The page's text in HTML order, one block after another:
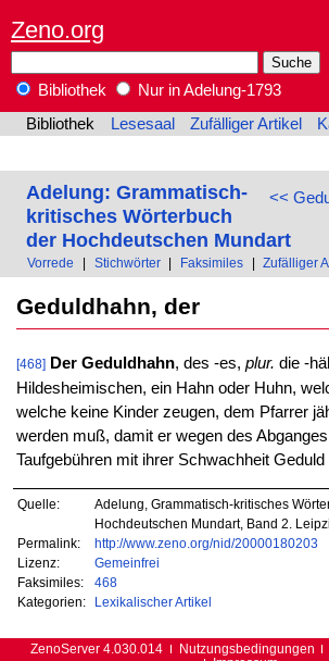
Zeno.org
Bibliothek
Nur in Adelung-1793
Bibliothek
Lesesaal Zufälliger Artikel
<<
Adelung: Grammatisch-
kritisches Wörterbuch
der Hochdeutschen Mundart
Vorrede Stichwörter Faksimiles Zufälliger
Geduldhahn, der
[468] Der Geduldhahn, des -es, plur. die -
Hildesheimischen, ein Hahn oder Huhn,
welche keine Kinder zeugen, dem Pfarrer
werden muß, damit er wegen des
Taufgebühren mit ihrer Schwachheit Geduld
Quelle:
Adelung, Grammatisch-kritisches
Hochdeutschen Mundart, Band 2.
Permalink:
http://www.zeno.org/nid/20000180203
Lizenz:
Gemeinfrei
Faksimiles:
468
Kategorien:
Lexikalischer Artikel
ZenoServer 4.030.014 Nutzungsbedingungen